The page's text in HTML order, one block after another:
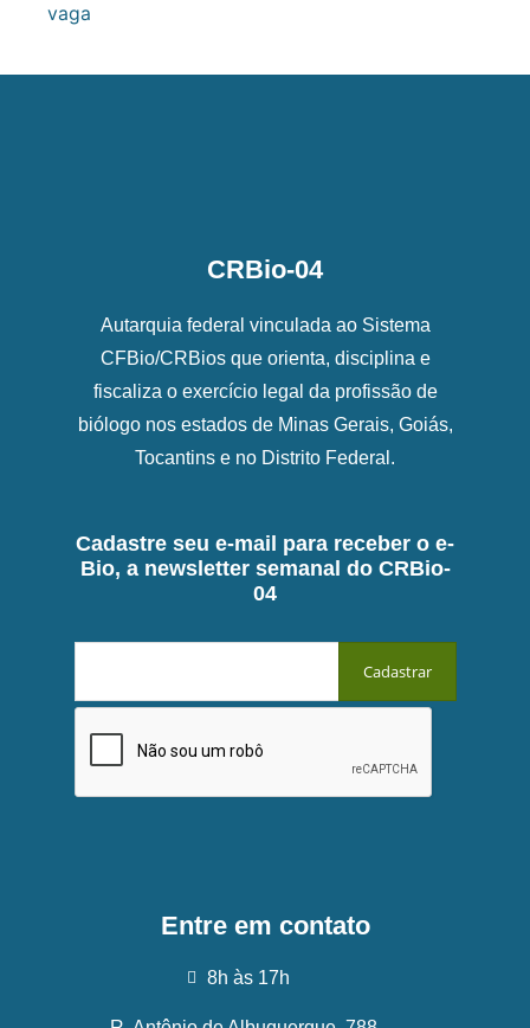
vaga
CRBio-04
Autarquia federal vinculada ao Sistema
CFBio/CRBios que orienta, disciplina e
fiscaliza o exercício legal da profissão de
biólogo nos estados de Minas Gerais, Goiás,
Tocantins e no Distrito Federal.
Cadastre seu e-mail para receber o e-
Bio, a newsletter semanal do CRBio-
04
Entre em contato
8h às 17h